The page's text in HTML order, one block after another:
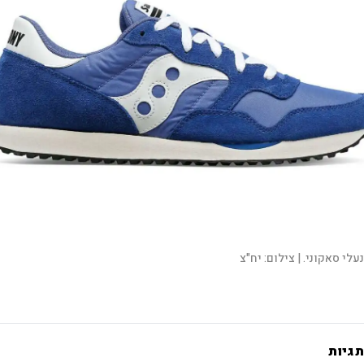
נעלי סאקוני. | צילום:יח"צ
תגיות